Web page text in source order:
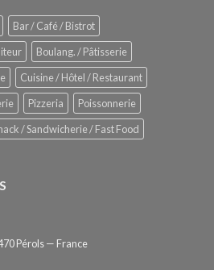
–
Hygiène
totale
automatisée
Bar / Café / Bistrot
Boulang. / Pâtisserie
Cuisine / Hôtel / Restaurant
Pizzeria
Poissonnerie
/ Sandwicherie / Fast Food
Pérols — France